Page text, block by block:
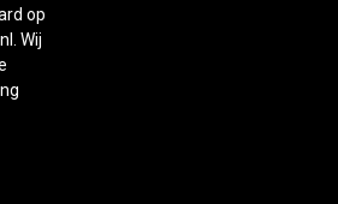
op
Wij